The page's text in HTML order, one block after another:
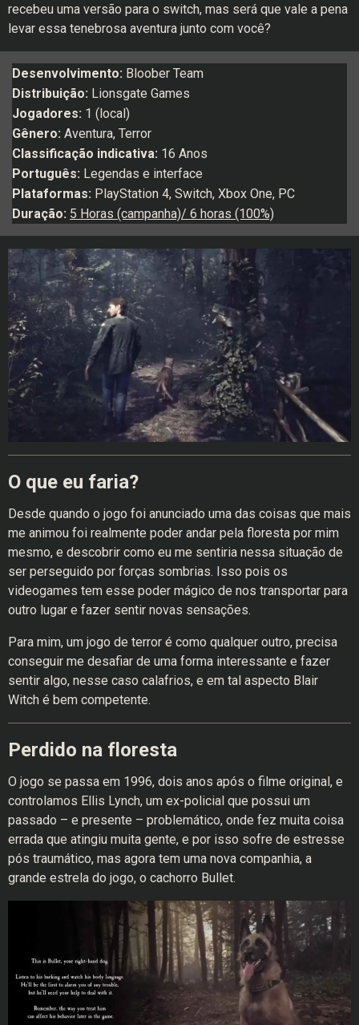
recebeu uma versão para o switch, mas será que vale a pena
levar essa tenebrosa aventura junto com você?
Desenvolvimento: Bloober Team
Distribuição: Lionsgate Games
Jogadores: 1 (local)
Gênero: Aventura, Terror
Classificação indicativa: 16 Anos
Português: Legendas e interface
Plataformas: PlayStation 4, Switch, Xbox One, PC
Duração: 5 Horas (campanha)/ 6 horas (100%)
O que eu faria?
Desde quando o jogo foi anunciado uma das coisas que mais
me animou foi realmente poder andar pela floresta por mim
mesmo, e descobrir como eu me sentiria nessa situação de
ser perseguido por forças sombrias. Isso pois os
videogames tem esse poder mágico de nos transportar para
outro lugar e fazer sentir novas sensações.
Para mim, um jogo de terror é como qualquer outro, precisa
conseguir me desafiar de uma forma interessante e fazer
sentir algo, nesse caso calafrios, e em tal aspecto Blair
Witch é bem competente.
Perdido na floresta
O jogo se passa em 1996, dois anos após o filme original, e
controlamos Ellis Lynch, um ex-policial que possui um
passado – e presente – problemático, onde fez muita coisa
errada que atingiu muita gente, e por isso sofre de estresse
pós traumático, mas agora tem uma nova companhia, a
grande estrela do jogo, o cachorro Bullet.